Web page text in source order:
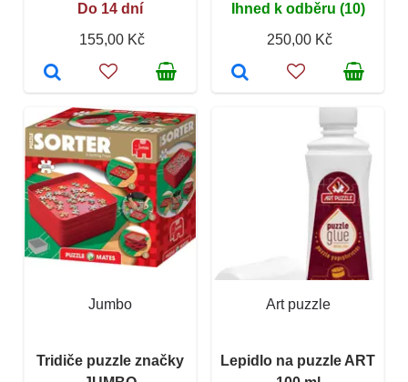
Do 14 dní
155,00 Kč
Ihned k odběru (10)
250,00 Kč
Jumbo
Tridiče puzzle značky
Art puzzle
Lepidlo na puzzle ART